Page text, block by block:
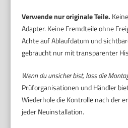
Verwende nur originale Teile.
Adapter. Keine Fremdteile ohne
Achte auf Ablaufdatum und
gebraucht nur mit transparenter
Wenn du unsicher bist, lass die
Prüforganisationen und Händler
Wiederhole die Kontrolle nach der
jeder Neuinstallation.